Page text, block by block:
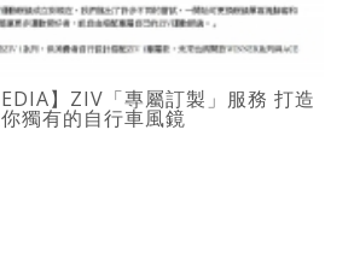
】ZIV「專屬訂製」服務 打造
獨有的自行車風鏡